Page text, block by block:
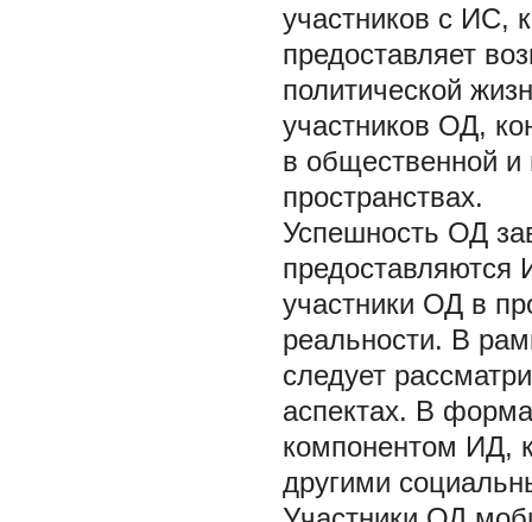
участников с ИС,
предоставляет
политической
участников ОД,
в общественной и
пространствах.
Успешность ОД
предоставляются
участники ОД в
реальности. В
следует
аспектах. В
компонентом ИД,
другими